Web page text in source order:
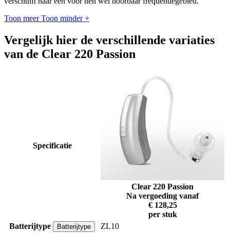
Toon meer Toon minder +
Vergelijk hier de verschillende variaties
van de Clear 220 Passion
Specificatie
Clear 220 Passion
Na vergoeding vanaf
€ 128,25
per stuk
Batterijtype
Batterijtype
ZL10